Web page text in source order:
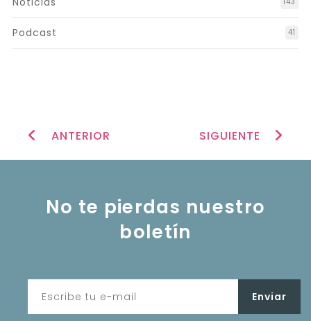
Podcast 41
ANTERIOR SIGUIENTE
No te pierdas nuestro
boletín